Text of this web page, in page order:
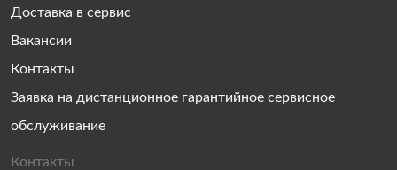
Доставка в сервис
Вакансии
Контакты
Заявка на дистанционное гарантийное сервисное
обслуживание
Контакты